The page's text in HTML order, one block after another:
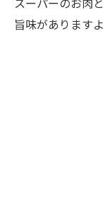
旨味があります